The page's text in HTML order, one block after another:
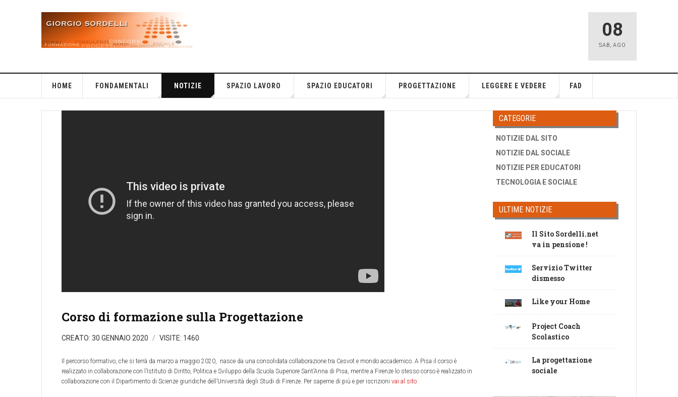
08
SAB, AGO
HOME FONDAMENTALI NOTIZIE SPAZIO LAVORO SPAZIO EDUCATORI PROGETTAZIONE LEGGERE E VEDERE FAD
Corso di formazione sulla Progettazione
CREATO: 30 GENNAIO 2020 VISITE: 1460
Il percorso formativo, che si terrà da marzo a maggio 2020, nasce da una consolidata collaborazione tra Cesvot e mondo accademico. A Pisa il corso è
realizzato in collaborazione con l’Istituto di Diritto, Politica e Sviluppo della Scuola Superiore Sant’Anna di Pisa, mentre a Firenze lo stesso corso è realizzato in
collaborazione con il Dipartimento di Scienze giuridiche dell’Università degli Studi di Firenze. Per saperne di più e per iscrizioni vai al sito
CATEGORIE
NOTIZIE DAL SITO
NOTIZIE DAL SOCIALE
NOTIZIE PER EDUCATORI
TECNOLOGIA E SOCIALE
ULTIME NOTIZIE
Il Sito Sordelli.net
va in pensione !
Servizio Twitter
dismesso
Like your Home
Project Coach
Scolastico
La progettazione
sociale